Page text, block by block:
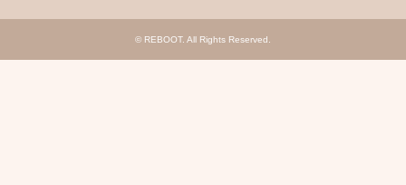
© REBOOT. All Rights Reserved.